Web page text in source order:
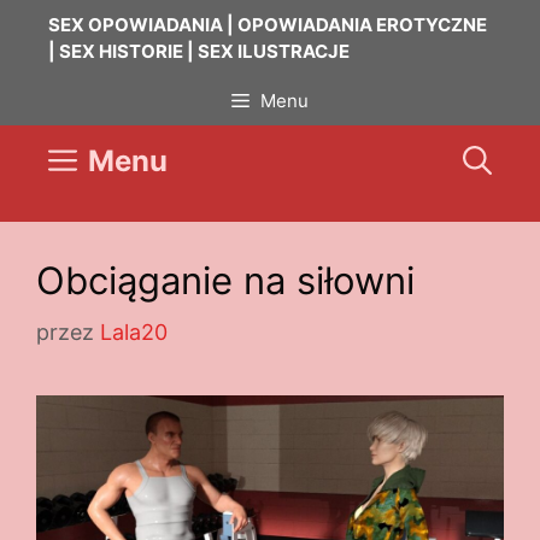
PrzejdźSEX OPOWIADANIA | OPOWIADANIA EROTYCZNE
| SEX HISTORIE | SEX ILUSTRACJE
Menu
Menu
Obciąganie na siłowni
przez Lala20